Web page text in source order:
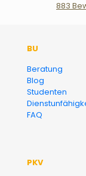
883
BU
Beratung
Blog
Studenten
FAQ
PKV